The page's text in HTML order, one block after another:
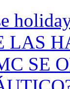
LAS
SE